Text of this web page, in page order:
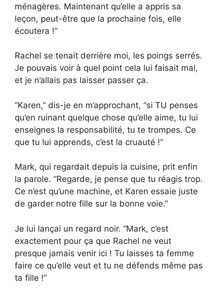
ménagères. Maintenant qu’elle a appris sa
leçon, peut-être que la prochaine fois, elle
écoutera !”
Rachel se tenait derrière moi, les poings serrés.
Je pouvais voir à quel point cela lui faisait mal,
et je n’allais pas laisser passer ça.
“Karen,” dis-je en m’approchant, “si TU penses
qu’en ruinant quelque chose qu’elle aime, tu lui
enseignes la responsabilité, tu te trompes. Ce
que tu lui apprends, c’est la cruauté !”
Mark, qui regardait depuis la cuisine, prit enfin
la parole. “Regarde, je pense que tu réagis trop.
Ce n’est qu’une machine, et Karen essaie juste
de garder notre fille sur la bonne voie.”
Je lui lançai un regard noir. “Mark, c’est
exactement pour ça que Rachel ne veut
presque jamais venir ici ! Tu laisses ta femme
faire ce qu’elle veut et tu ne défends même pas
ta fille !”